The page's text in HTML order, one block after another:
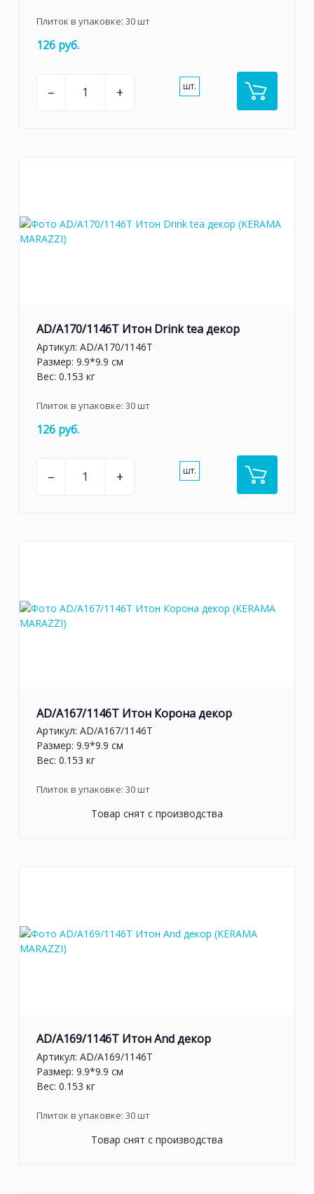
Плиток в упаковке: 30шт
126 руб.
– + шт.
AD/A170/1146T Итон Drink tea декор
Артикул: AD/A170/1146T
Размер: 9.9*9.9 см
Вес: 0.153 кг
Плиток в упаковке: 30шт
126 руб.
– + шт.
AD/A167/1146T Итон Корона декор
Артикул: AD/A167/1146T
Размер: 9.9*9.9 см
Вес: 0.153 кг
Плиток в упаковке: 30шт
Товар снят с производства
AD/A169/1146T Итон And декор
Артикул: AD/A169/1146T
Размер: 9.9*9.9 см
Вес: 0.153 кг
Плиток в упаковке: 30шт
Товар снят с производства